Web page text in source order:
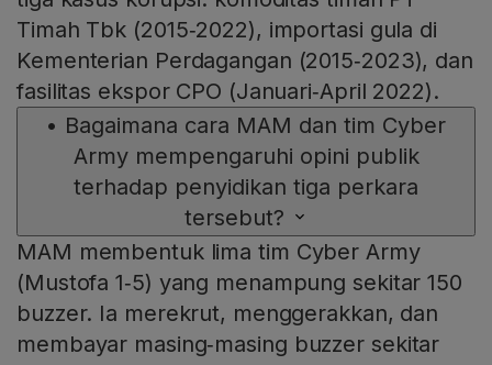
Timah Tbk (2015‑2022), importasi gula di
Kementerian Perdagangan (2015‑2023), dan
fasilitas ekspor CPO (Januari‑April 2022).
• Bagaimana cara MAM dan tim Cyber
Army mempengaruhi opini publik
terhadap penyidikan tiga perkara
tersebut?
MAM membentuk lima tim Cyber Army
(Mustofa 1‑5) yang menampung sekitar 150
buzzer. Ia merekrut, menggerakkan, dan
membayar masing‑masing buzzer sekitar